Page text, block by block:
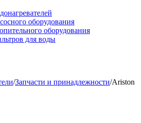
оборудования
оборудования
для воды
/Запчасти и принадлежности/Ariston